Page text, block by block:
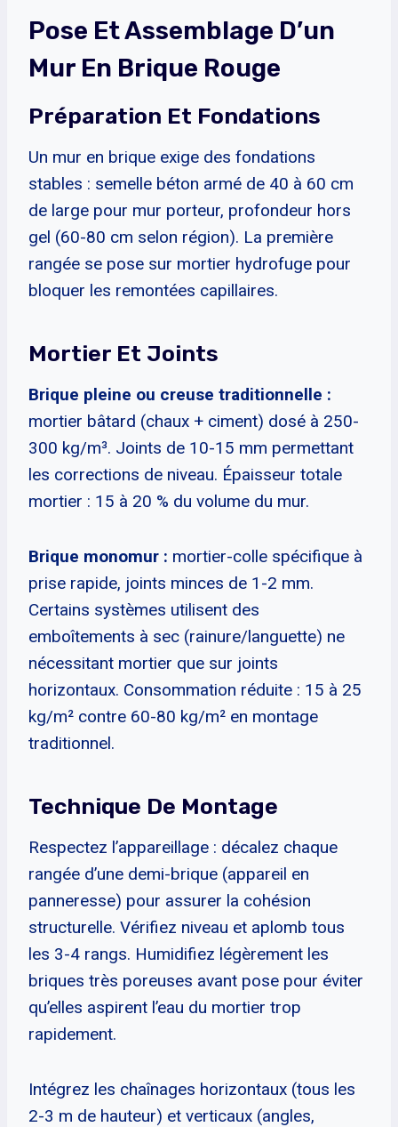
Pose Et Assemblage D’un
Mur En Brique Rouge
Préparation Et Fondations
Un mur en brique exige des fondations
stables : semelle béton armé de 40 à 60 cm
de large pour mur porteur, profondeur hors
gel (60-80 cm selon région). La première
rangée se pose sur mortier hydrofuge pour
bloquer les remontées capillaires.
Mortier Et Joints
Brique pleine ou creuse traditionnelle :
mortier bâtard (chaux + ciment) dosé à 250-
300 kg/m³. Joints de 10-15 mm permettant
les corrections de niveau. Épaisseur totale
mortier : 15 à 20 % du volume du mur.
Brique monomur : mortier-colle spécifique à
prise rapide, joints minces de 1-2 mm.
Certains systèmes utilisent des
emboîtements à sec (rainure/languette) ne
nécessitant mortier que sur joints
horizontaux. Consommation réduite : 15 à 25
kg/m² contre 60-80 kg/m² en montage
traditionnel.
Technique De Montage
Respectez l’appareillage : décalez chaque
rangée d’une demi-brique (appareil en
panneresse) pour assurer la cohésion
structurelle. Vérifiez niveau et aplomb tous
les 3-4 rangs. Humidifiez légèrement les
briques très poreuses avant pose pour éviter
qu’elles aspirent l’eau du mortier trop
rapidement.
Intégrez les chaînages horizontaux (tous les
2-3 m de hauteur) et verticaux (angles,